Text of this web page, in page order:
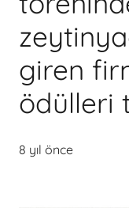
giren
ödülleri
8 yıl önce